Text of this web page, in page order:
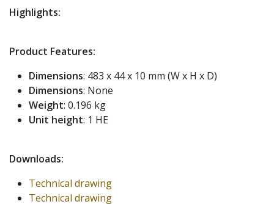
Highlights:
Product Features:
Dimensions: 483 x 44 x 10 mm (W x H x D)
Dimensions: None
Weight: 0.196 kg
Unit height: 1 HE
Downloads:
Technical drawing
Technical drawing